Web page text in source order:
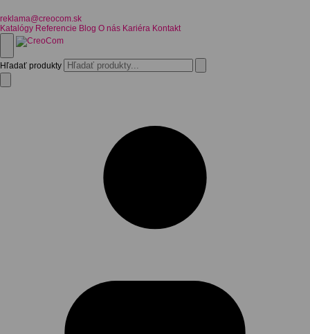
reklama@creocom.sk
Katalógy Referencie Blog O nás Kariéra Kontakt
Hľadať produkty